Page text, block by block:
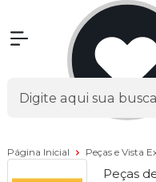
Página Inicial Peças e Vista
Peças